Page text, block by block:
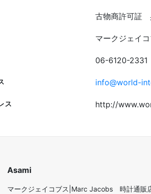
古物商許可証
マークジェイ
06-6120-2331
info@world-
ス http://
Asami
マークジェイコブス|Marc Jacobs 時計通販